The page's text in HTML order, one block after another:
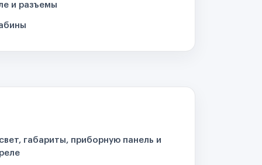
и разъемы
габариты, приборную панель и